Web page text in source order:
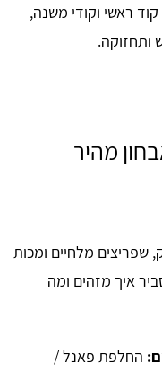
ראשי וקודי משנה,
ותחזוקה.
מהיר
שפריצים מלחיים ומכות
איך מזהים ומה
החלפת פאנל /